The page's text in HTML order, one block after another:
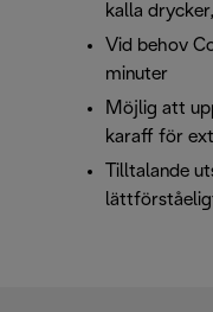
kalla
Vid behov
minuter
Möjlig att
karaff för
Tilltalande